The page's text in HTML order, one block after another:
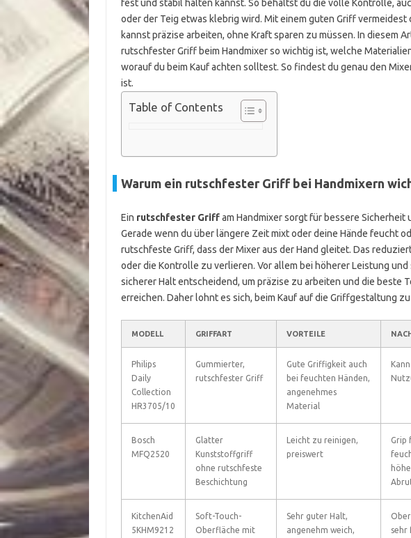
fest und stabil halten kannst. So behältst du die volle Kontrolle,
oder der Teig etwas klebrig wird. Mit einem guten Griff
kannst präzise arbeiten, ohne Kraft sparen zu müssen. In diesem
rutschfester Griff beim Handmixer so wichtig ist, welche
worauf du beim Kauf achten solltest. So findest du genau den
ist.
Table of Contents
Warum ein rutschfester Griff bei Handmixern
Ein rutschfester Griffam Handmixer sorgt für bessere Sicherheit
Gerade wenn du über längere Zeit mixt oder deine Hände feucht
rutschfeste Griff, dass der Mixer aus der Hand gleitet. Das
oder die Kontrolle zu verlieren. Vor allem bei höherer Leistung
sicherer Halt entscheidend, um präzise zu arbeiten und die beste
erreichen. Daher lohnt es sich, beim Kauf auf die Griffgestaltung
MODELL GRIFFART VORTEILE
Philips
Daily
Collection
HR3705/10
Gummierter,
rutschfester Griff
Gute Griffigkeit auch
bei feuchten Händen,
angenehmes
Material
Bosch
MFQ2520
Glatter
Kunststoffgriff
ohne rutschfeste
Beschichtung
Leicht zu reinigen,
preiswert
Grip
KitchenAid
5KHM9212
Soft-Touch-
Oberfläche mit
Sehr guter Halt,
angenehm weich,
sehr